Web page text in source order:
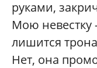
руками,
Мою невестку
лишится
Нет, она